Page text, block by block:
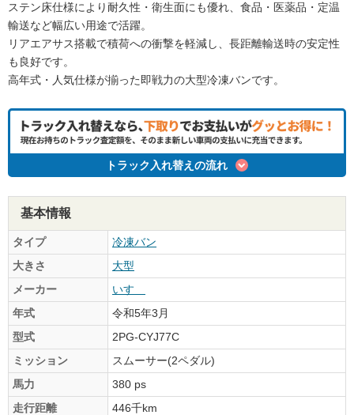
ステン床仕様により耐久性・衛生面にも優れ、食品・医薬品・定温
輸送など幅広い用途で活躍。
リアエアサス搭載で積荷への衝撃を軽減し、長距離輸送時の安定性
も良好です。
高年式・人気仕様が揃った即戦力の大型冷凍バンです。
トラック入れ替えの流れ
基本情報
タイプ
冷凍バン
大きさ
大型
メーカー
いすゞ
年式
令和5年3月
型式
2PG-CYJ77C
ミッション
スムーサー(2ペダル)
馬力
380 ps
走行距離
446千km